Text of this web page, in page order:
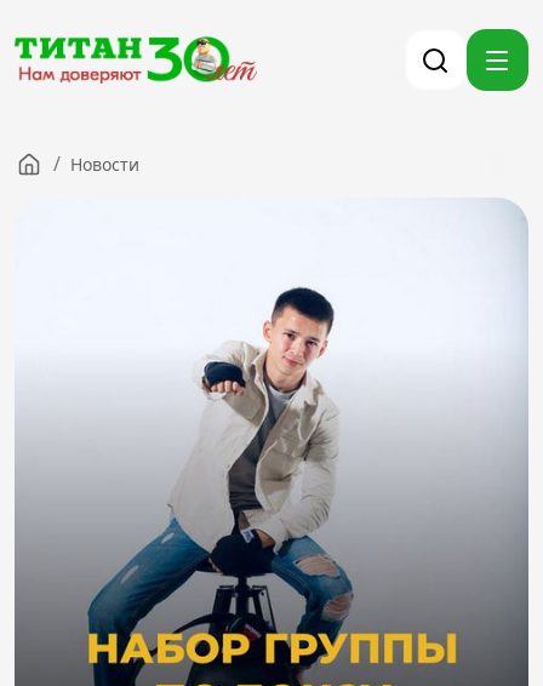
Версия для слабовидящих
8 (3012) 411-099
Телефон доверия
/ Новости